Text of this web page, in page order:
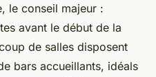
le conseil majeur :
avant le début de la
de salles disposent
bars accueillants, idéals